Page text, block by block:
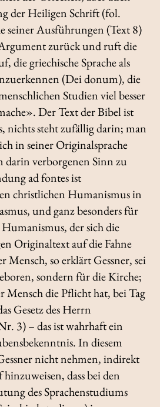
der Heiligen Schrift (fol.
seiner Ausführungen (Text 8)
zurück und ruft die
die griechische Sprache als
(Dei donum), die
Studien viel besser
Der Text der Bibel ist
nichts steht zufällig darin; man
in seiner Originalsprache
darin verborgenen Sinn zu
ad fontesist
christlichen Humanismus in
und ganz besonders für
der sich die
Originaltext auf die Fahne
Mensch, so erklärt Gessner, sei
sondern für die Kirche;
Mensch die Pflicht hat, bei Tag
Gesetz des Herrn
3) – das ist wahrhaft ein
In diesem
nicht nehmen, indirekt
dass bei den
des Sprachenstudiums